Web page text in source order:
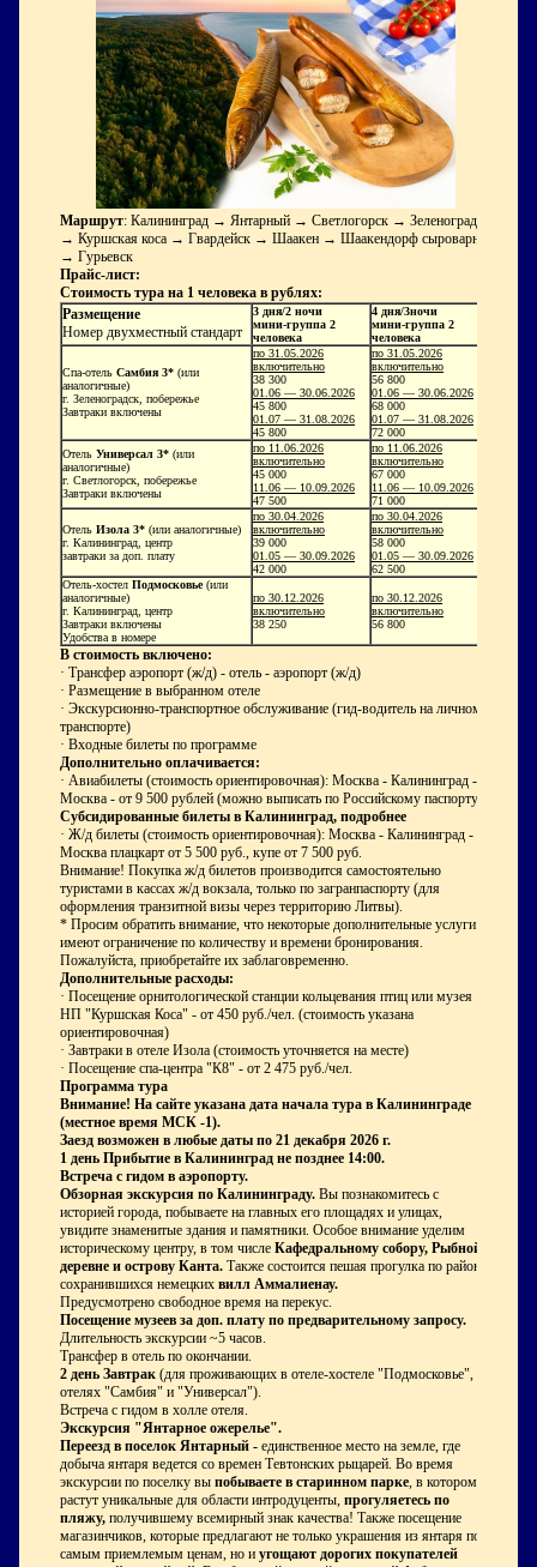
Маршрут: Калининград → Янтарный → Светлогорск → Зеленоградск
→ Куршская коса → Гвардейск → Шаакен → Шаакендорф сыроварня
→ Гурьевск
Прайс-лист:
Стоимость тура на 1 человека в рублях:
Размещение
Номер двухместный стандарт
3 дня/2 ночи
мини-группа 2
человека
4 дня/3ночи
мини-группа 2
человека
Спа-отель Самбия 3* (или
аналогичные)
г. Зеленоградск, побережье
Завтраки включены
по 31.05.2026
включительно
38 300
01.06 — 30.06.2026
45 800
01.07 — 31.08.2026
45 800
по 31.05.2026
включительно
56 800
01.06 — 30.06.2026
68 000
01.07 — 31.08.2026
72 000
Отель Универсал 3* (или
аналогичные)
г. Светлогорск, побережье
Завтраки включены
по 11.06.2026
включительно
45 000
11.06 — 10.09.2026
47 500
по 11.06.2026
включительно
67 000
11.06 — 10.09.2026
71 000
Отель Изола 3* (или аналогичные)
г. Калининград, центр
завтраки за доп. плату
по 30.04.2026
включительно
39 000
01.05 — 30.09.2026
42 000
по 30.04.2026
включительно
58 000
01.05 — 30.09.2026
62 500
Отель-хостел Подмосковье(или
аналогичные)
г. Калининград, центр
Завтраки включены
Удобства в номере
по 30.12.2026
включительно
38 250
по 30.12.2026
включительно
56 800
В стоимость включено:
· Трансфер аэропорт (ж/д) - отель - аэропорт (ж/д)
· Размещение в выбранном отеле
· Экскурсионно-транспортное обслуживание (гид-водитель на личном
транспорте)
· Входные билеты по программе
Дополнительно оплачивается:
· Авиабилеты (стоимость ориентировочная): Москва - Калининград -
Москва - от 9 500 рублей (можно выписать по Российскому паспорту).
Субсидированные билеты в Калининград, подробнее
· Ж/д билеты (стоимость ориентировочная): Москва - Калининград -
Москва плацкарт от 5 500 руб., купе от 7 500 руб.
Внимание! Покупка ж/д билетов производится самостоятельно
туристами в кассах ж/д вокзала, только по загранпаспорту (для
оформления транзитной визы через территорию Литвы).
* Просим обратить внимание, что некоторые дополнительные услуги
имеют ограничение по количеству и времени бронирования.
Пожалуйста, приобретайте их заблаговременно.
Дополнительные расходы:
· Посещение орнитологической станции кольцевания птиц или музея
НП "Куршская Коса" - от 450 руб./чел. (стоимость указана
ориентировочная)
· Завтраки в отеле Изола (стоимость уточняется на месте)
· Посещение спа-центра "К8" - от 2 475 руб./чел.
Программа тура
Внимание! На сайте указана дата начала тура в Калининграде
(местное время МСК -1).
Заезд возможен в любые даты по 21 декабря 2026 г.
1 день Прибытие в Калининград не позднее 14:00.
Встреча с гидом в аэропорту.
Обзорная экскурсия по Калининграду. Вы познакомитесь с
историей города, побываете на главных его площадях и улицах,
увидите знаменитые здания и памятники. Особое внимание уделим
историческому центру, в том числе Кафедральному собору, Рыбной
деревне и острову Канта. Также состоится пешая прогулка по району
сохранившихся немецких вилл Аммалиенау.
Предусмотрено свободное время на перекус.
Посещение музеев за доп. плату по предварительному запросу.
Длительность экскурсии ~5 часов.
Трансфер в отель по окончании.
2 день Завтрак (для проживающих в отеле-хостеле "Подмосковье",
отелях "Самбия" и "Универсал").
Встреча с гидом в холле отеля.
Экскурсия "Янтарное ожерелье".
Переезд в поселок Янтарный - единственное место на земле, где
добыча янтаря ведется со времен Тевтонских рыцарей. Во время
экскурсии по поселку вы побываете в старинном парке, в котором
растут уникальные для области интродуценты, прогуляетесь по
пляжу, получившему всемирный знак качества! Также посещение
магазинчиков, которые предлагают не только украшения из янтаря по
самым приемлемым ценам, но и угощают дорогих покупателей